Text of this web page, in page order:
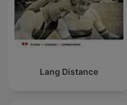
Lang Distance